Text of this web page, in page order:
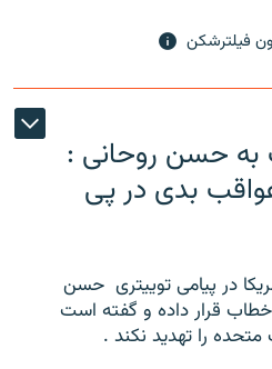
فیلترشکن
به حسن روحانی :
بدی در پی
در پیامی توییتری ‌ حسن
قرار داده و گفته است
را تهدید نکند .